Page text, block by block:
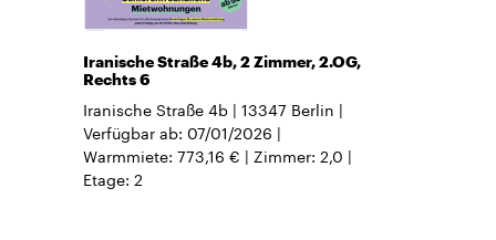
Iranische Straße 4b, 2 Zimmer, 2.OG,
Rechts 6
Iranische Straße 4b 13347 Berlin
Verfügbar ab 07/01/2026
Warmmiete 773,16 € Zimmer 2,0
Etage 2